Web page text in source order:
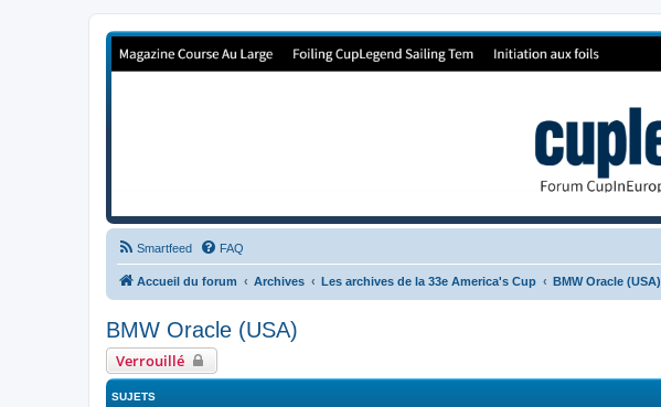
Forum de Cup In Europe
Smartfeed FAQ
Accueil du forum Archives Les archives de la 33e America's Cup BMW Oracle (USA)
BMW Oracle (USA)
Verrouillé
SUJETS